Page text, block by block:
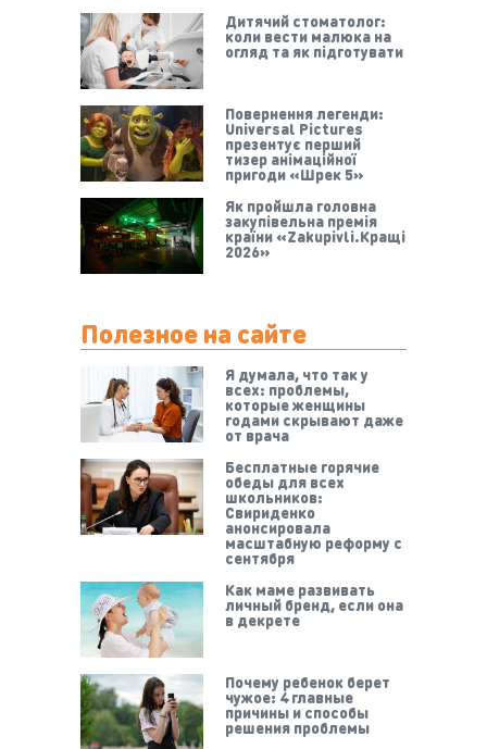
Дитячий стоматолог:
коли вести малюка на
огляд та як підготувати
Повернення легенди:
Universal Pictures
презентує перший
тизер анімаційної
пригоди «Шрек 5»
Як пройшла головна
закупівельна премія
країни «Zakupivli.Кращі
2026»
Полезное на сайте
Я думала, что так у
всех: проблемы,
которые женщины
годами скрывают даже
от врача
Бесплатные горячие
обеды для всех
школьников:
Свириденко
анонсировала
масштабную реформу с
сентября
Как маме развивать
личный бренд, если она
в декрете
Почему ребенок берет
чужое: 4 главные
причины и способы
решения проблемы